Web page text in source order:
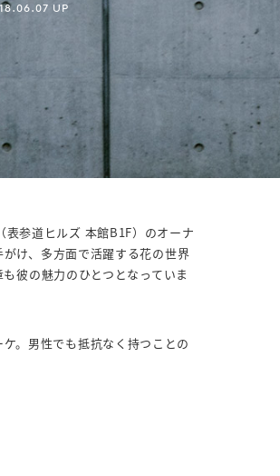
表参道ヒルズ 本館B1F）のオーナ
け、多方面で活躍する花の世界
彼の魅力のひとつとなっていま
。男性でも抵抗なく持つことの